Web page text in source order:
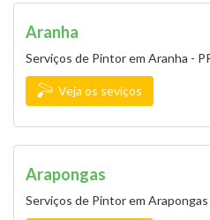
Aranha
Serviços de Pintor em Aranha -
Veja os seviços
Arapongas
Serviços de Pintor em Arapongas